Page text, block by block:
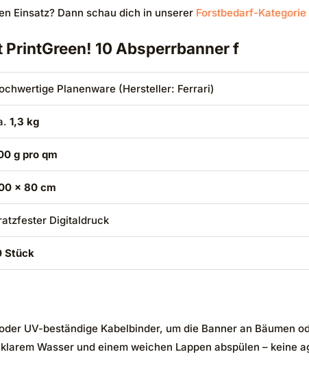
Einsatz? Dann schau dich in unserer Forstbedarf-Kategorie
10 Absperrbanner f
Planenware (Hersteller: Ferrari)
1,3 kg
g pro qm
x 80 cm
Digitaldruck
Stück
UV-beständige Kabelbinder, um die Banner an Bäumen
Wasser und einem weichen Lappen abspülen – keine